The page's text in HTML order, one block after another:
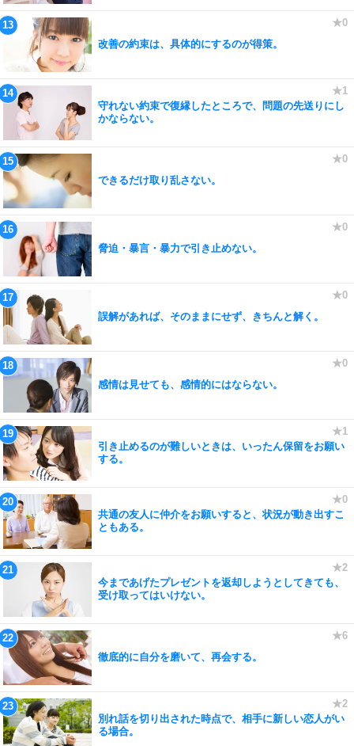
改善の約束は、具体的にするのが得策。
守れない約束で復縁したところで、問題の先送りにし
かならない。
できるだけ取り乱さない。
脅迫・暴言・暴力で引き止めない。
誤解があれば、そのままにせず、きちんと解く。
感情は見せても、感情的にはならない。
引き止めるのが難しいときは、いったん保留をお願い
する。
共通の友人に仲介をお願いすると、状況が動き出すこ
ともある。
今まであげたプレゼントを返却しようとしてきても、
受け取ってはいけない。
徹底的に自分を磨いて、再会する。
別れ話を切り出された時点で、相手に新しい恋人がい
る場合。